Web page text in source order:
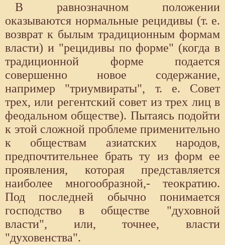
В равнозначном положении
оказываются нормальные рецидивы (т. е.
возврат к былым традиционным формам
власти) и "рецидивы по форме" (когда в
традиционной форме подается
совершенно новое содержание,
например "триумвираты", т. е. Совет
трех, или регентский совет из трех лиц в
феодальном обществе). Пытаясь подойти
к этой сложной проблеме применительно
к обществам азиатских народов,
предпочтительнее брать ту из форм ее
проявления, которая представляется
наиболее многообразной,- теократию.
Под последней обычно понимается
господство в обществе "духовной
власти", или, точнее, власти
"духовенства".